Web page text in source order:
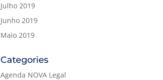
Julho 2019
Junho 2019
Maio 2019
Categories
Agenda NOVA Legal